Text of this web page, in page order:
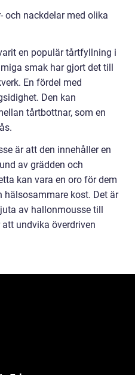
och nackdelar med olika
en populär tårtfyllning i
smak har gjort det till
En fördel med
Den kan
tårtbottnar, som en
är att den innehåller en
av grädden och
kan vara en oro för dem
kost. Det är
av hallonmousse till
undvika överdriven